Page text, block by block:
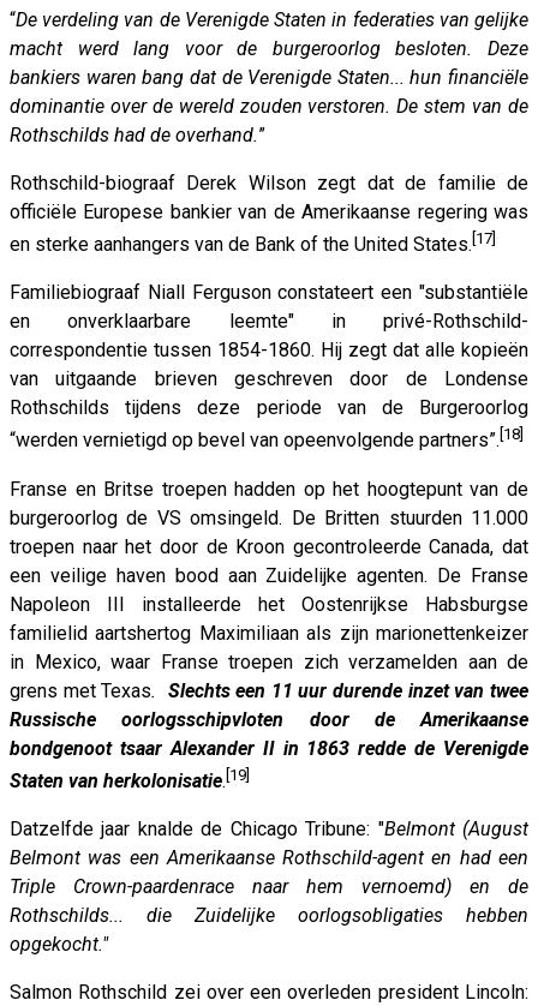
“De verdeling van de Verenigde Staten in federaties van gelijke
macht werd lang voor de burgeroorlog besloten. Deze
bankiers waren bang dat de Verenigde Staten... hun financiële
dominantie over de wereld zouden verstoren. De stem van de
Rothschilds had de overhand.”
Rothschild-biograaf Derek Wilson zegt dat de familie de
officiële Europese bankier van de Amerikaanse regering was
en sterke aanhangers van de Bank of the United States. [17]
Familiebiograaf Niall Ferguson constateert een "substantiële
en onverklaarbare leemte" in privé-Rothschild-
correspondentie tussen 1854-1860. Hij zegt dat alle kopieën
van uitgaande brieven geschreven door de Londense
Rothschilds tijdens deze periode van de Burgeroorlog
“werden vernietigd op bevel van opeenvolgende partners”. [18]
Franse en Britse troepen hadden op het hoogtepunt van de
burgeroorlog de VS omsingeld. De Britten stuurden 11.000
troepen naar het door de Kroon gecontroleerde Canada, dat
een veilige haven bood aan Zuidelijke agenten. De Franse
Napoleon III installeerde het Oostenrijkse Habsburgse
familielid aartshertog Maximiliaan als zijn marionettenkeizer
in Mexico, waar Franse troepen zich verzamelden aan de
grens met Texas. Slechts een 11 uur durende inzet van twee
Russische oorlogsschipvloten door de Amerikaanse
bondgenoot tsaar Alexander II in 1863 redde de Verenigde
Staten van herkolonisatie. [19]
Datzelfde jaar knalde de Chicago Tribune: "Belmont (August
Belmont was een Amerikaanse Rothschild-agent en had een
Triple Crown-paardenrace naar hem vernoemd) en de
Rothschilds... die Zuidelijke oorlogsobligaties hebben
opgekocht."
Salmon Rothschild zei over een overleden president Lincoln: